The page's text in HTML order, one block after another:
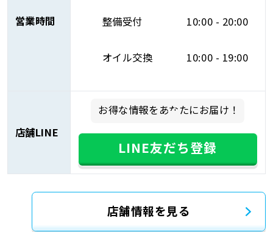
営業時間 整備受付 10:00 - 20:00
オイル交換 10:00 - 19:00
店舗LINE
お得な情報をあなたにお届け！
LINE友だち登録
店舗情報を見る